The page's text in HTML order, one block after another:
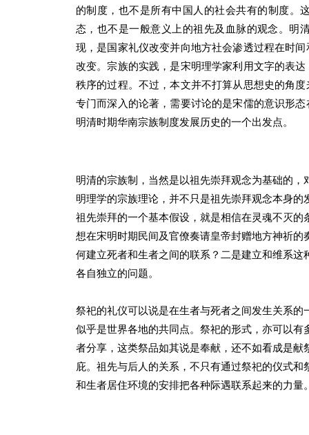
的制度，也不是所有中国人的社会共有的制度。
态，也不是一般意义上的祖先及血脉的观念。明
现，是国家礼仪改变并向地方社会渗透过程在时
改变。宗族的实践，是宋明理学家利用文字的表
秩序的过程。不过，本文并不打算从思想史的角
专门而深入的论著，需要讨论的是宋儒的意识形
明清时期华南宗族制度发展历史的一个出发点。
明清的宗族制，当然是以祖先崇拜观念为基础的
明理学的宗族理论，并不只是祖先崇拜观念本身
祖先崇拜的一个基本假设，就是相信在灵魂不灭
想在宋明时期民间及官僚奏请皇帝封赠地方神祈
何建立死者和生者之间的联系？二是建立和维系
各自独立的问题。
祭祀的礼仪可以说是在生者与死者之间发生关系
似乎是世界各地的共同点。祭祀的形式，亦可以
者分享，这类祭品如其说是奉献，还不如看成是
庇。祖先与后人的关系，不只有通过祭祀的仪式
和生者居住环境的安排把各种际遇联系起来的力量